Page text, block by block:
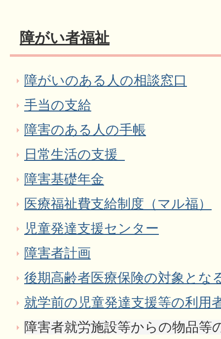
障がい者福祉
障がいのある人の相談窓口
手当の支給
障害のある人の手帳
日常生活の支援_
障害基礎年金
医療福祉費支給制度（マル福）
児童発達支援センター
障害者計画
後期高齢者医療保険の対象とな
就学前の児童発達支援等の利用
障害者就労施設等からの物品等